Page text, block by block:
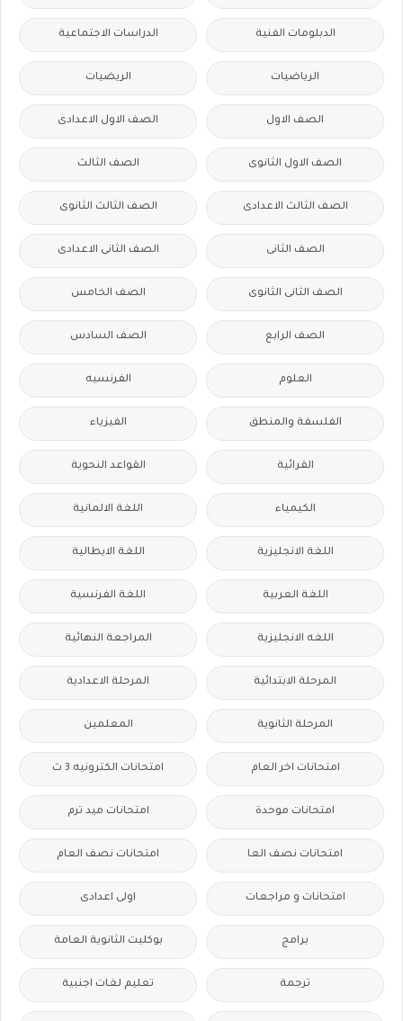
الدبلومات الفنية الدراسات الاجتماعية
الرياضيات الريضيات
الصف الاول الصف الاول الاعدادى
الصف الاول الثانوى الصف الثالث
الصف الثالث الاعدادى الصف الثالث الثانوى
الصف الثانى الصف الثانى الاعدادى
الصف الثانى الثانوى الصف الخامس
الصف الرابع الصف السادس
العلوم الفرنسيه
الفلسفة والمنطق الفيزياء
القرائية القواعد النحوية
الكيمياء اللغة الالمانية
اللغة الانجليزية اللغة الايطالية
اللغة العربية اللغة الفرنسية
اللغه الانجليزية المراجعة النهائية
المرحلة الابتدائية المرحلة الاعدادية
المرحلة الثانوية المعلمين
امتحانات اخر العام امتحانات الكترونيه 3 ث
امتحانات موحدة امتحانات ميد ترم
امتحانات نصف العا امتحانات نصف العام
امتحانات و مراجعات اولى اعدادى
برامج بوكليت الثانوية العامة
ترجمة تعليم لغات اجنبية